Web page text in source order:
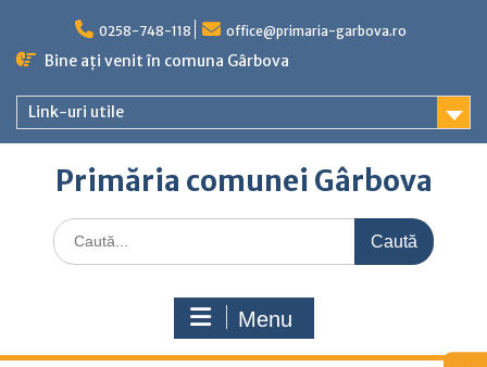
content
0258-748-118 office@primaria-garbova.ro
Bine ați venit în comuna Gârbova
Link-uri utile
Primăria comunei Gârbova
Caută
for:
Menu